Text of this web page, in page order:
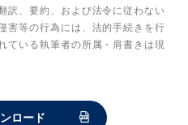
訳、要約、および法令に従わない
害等の行為には、法的手続きを行
ている執筆者の所属・肩書きは現
ロード